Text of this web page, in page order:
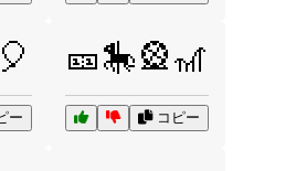
ー
🎫🎠🎡🎢
コピー